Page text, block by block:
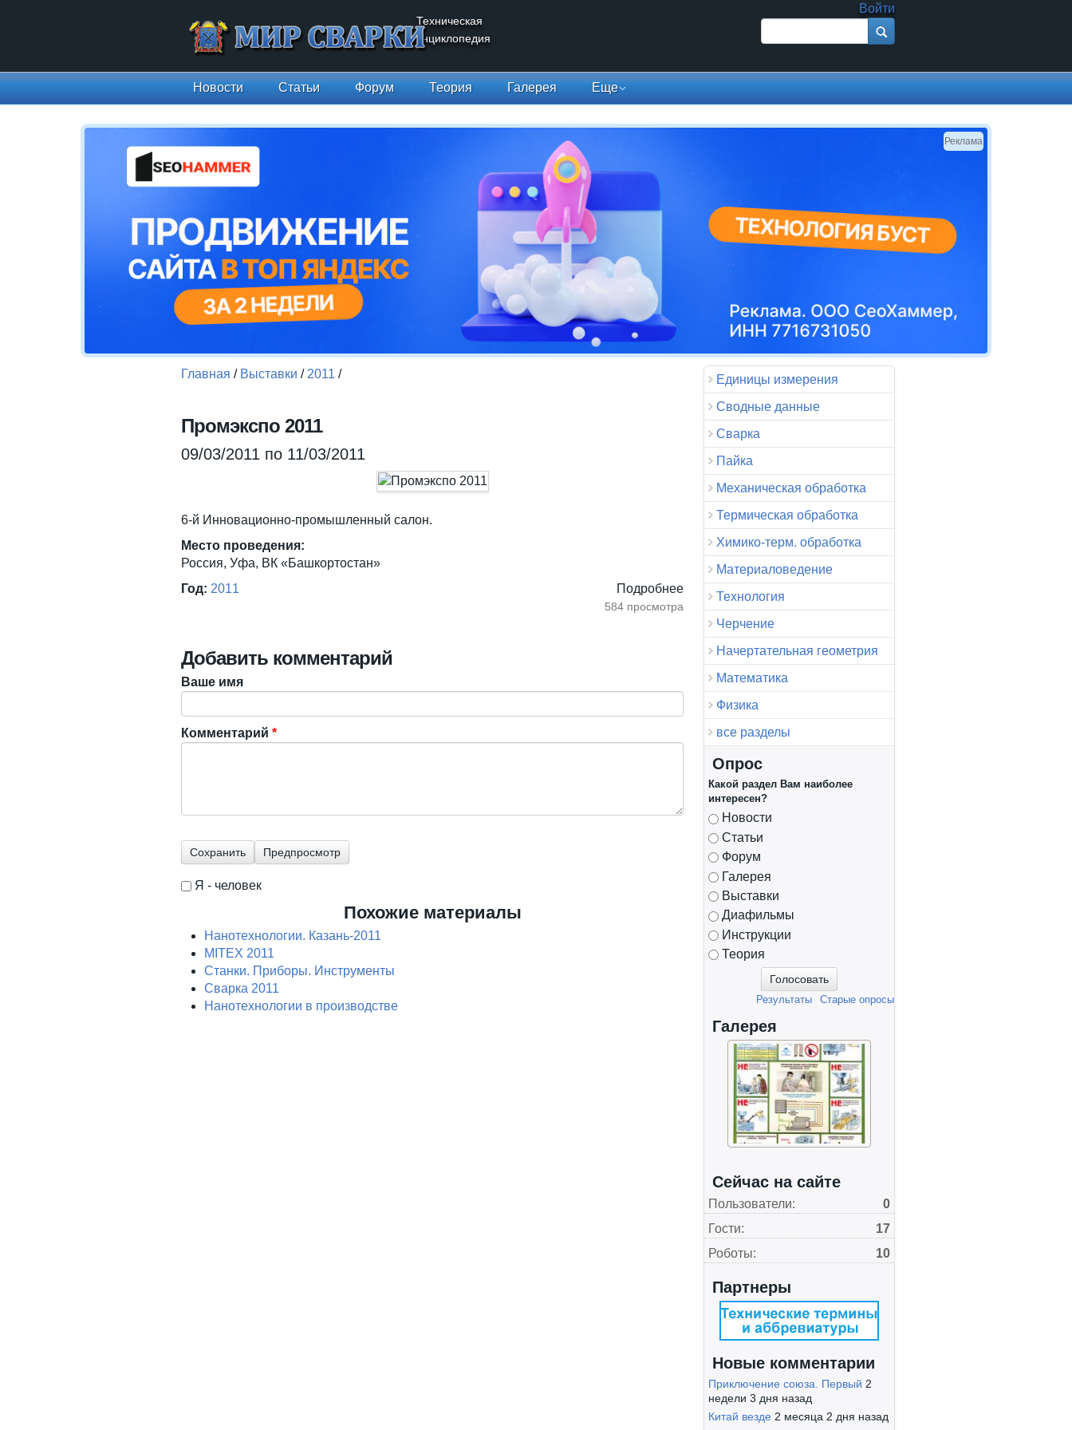
Техническая
энциклопедия
Войти
Форма поиска
Новости Статьи Форум Теория Галерея Еще
Реклама
Главная / Выставки / 2011 /
Промэкспо 2011
09/03/2011 по 11/03/2011
6-й Инновационно-промышленный салон.
Место проведения:
Россия, Уфа, ВК «Башкортостан»
Подробнее
Год: 2011
584 просмотра
Добавить комментарий
Ваше имя
Комментарий *
Я - человек
Похожие материалы
Нанотехнологии. Казань-2011
MITEX 2011
Станки. Приборы. Инструменты
Сварка 2011
Нанотехнологии в производстве
Единицы измерения
Сводные данные
Сварка
Пайка
Механическая обработка
Термическая обработка
Химико-терм. обработка
Материаловедение
Технология
Черчение
Начертательная геометрия
Математика
Физика
все разделы
Опрос
Какой раздел Вам наиболее
интересен?
Варианты
Новости
Статьи
Форум
Галерея
Выставки
Диафильмы
Инструкции
Теория
Старые опросы
Результаты
Галерея
Сейчас на сайте
Пользователи:
0
Гости:
17
Роботы:
10
Партнеры
Новые комментарии
Приключение союза. Первый 2
недели 3 дня назад
Китай везде 2 месяца 2 дня назад